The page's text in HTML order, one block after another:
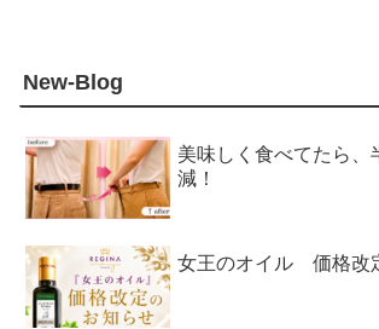
New-Blog
美味しく食べてたら、
減！
女王のオイル 価格改